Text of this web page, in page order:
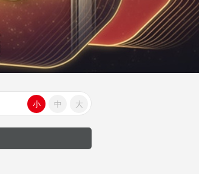
大
中
小